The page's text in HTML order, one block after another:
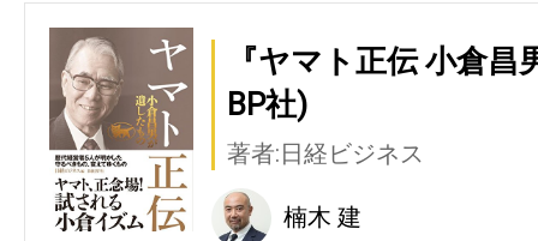
『ヤマト正伝 小倉
BP社)
著者:日経ビジネス
楠木 建